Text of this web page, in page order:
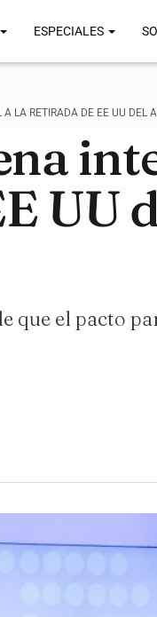
ESPECIALES
LA RETIRADA DE EE UU DEL
UU
que el pacto